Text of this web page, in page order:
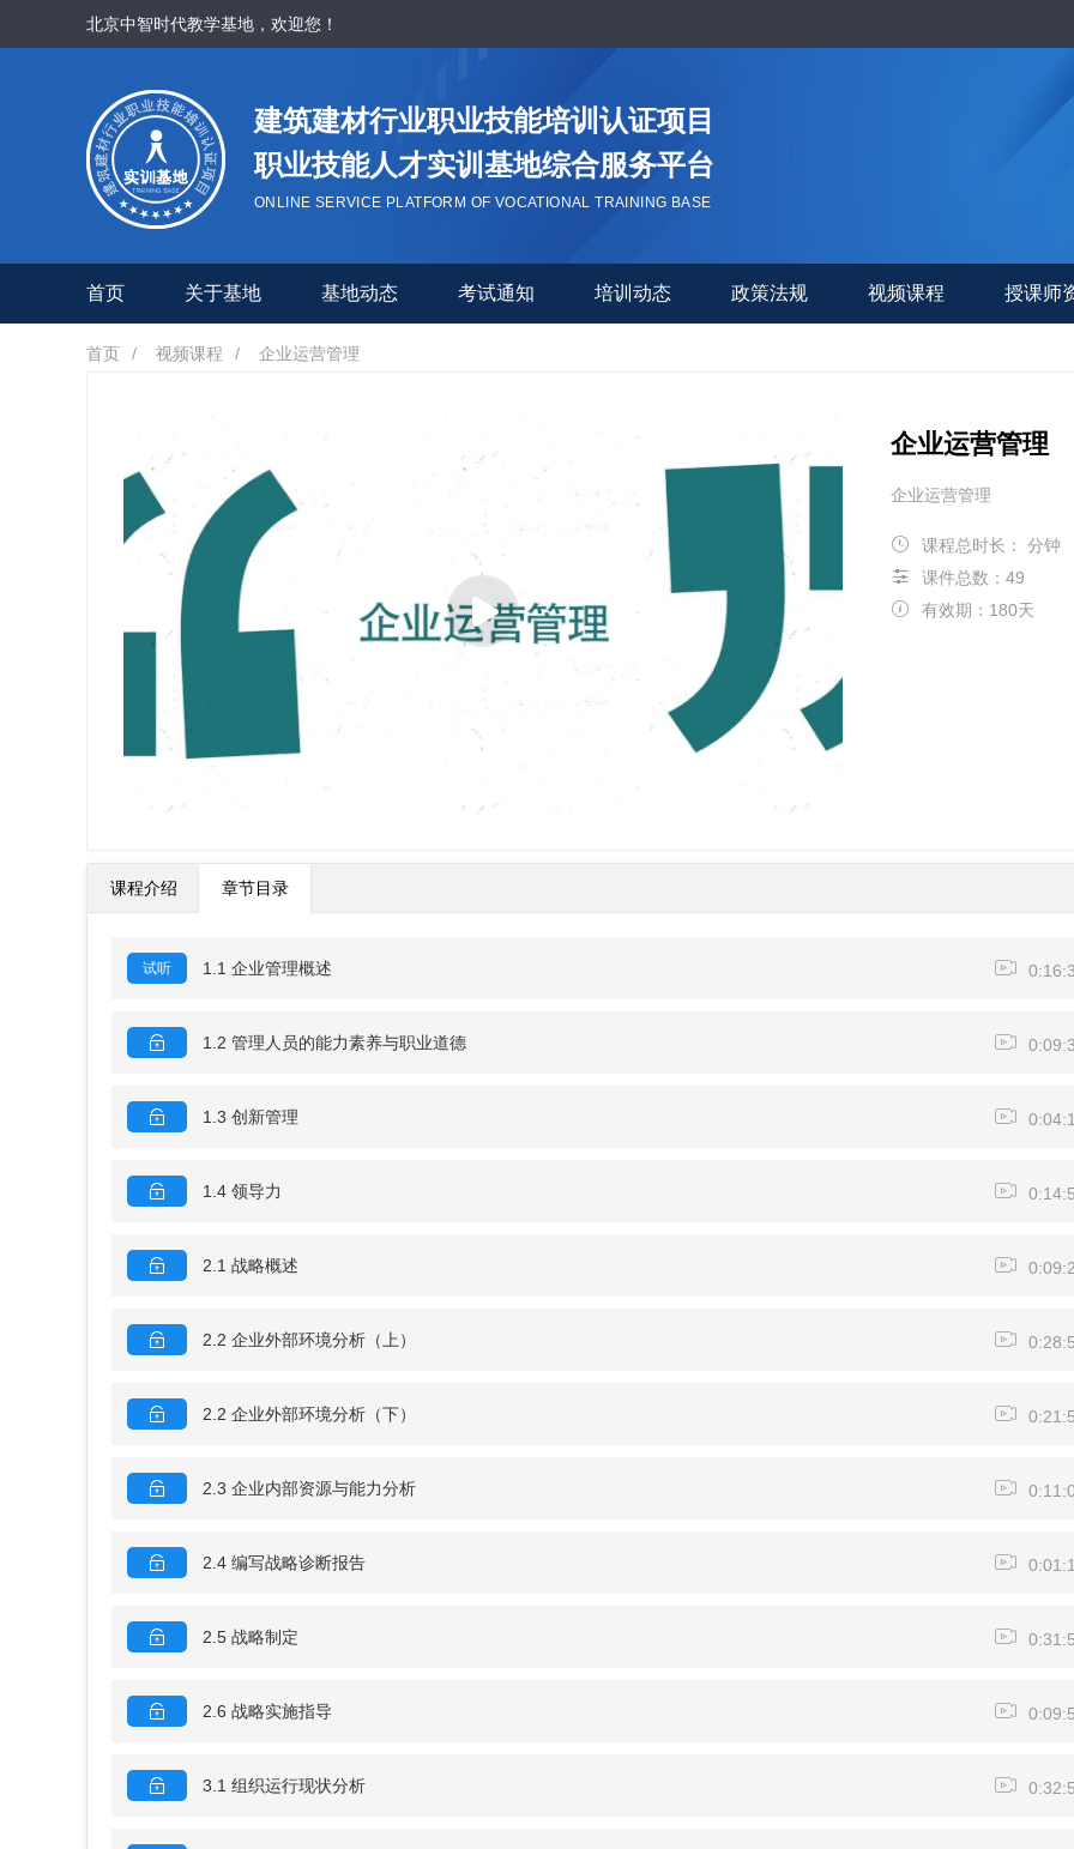
北京中智时代教学基地，欢迎您！
建筑建材行业职业技能培训认证项目
职业技能人才实训基地综合服务平台
ONLINE SERVICE PLATFORM OF VOCATIONAL TRAINING BASE
首页 关于基地 基地动态 考试通知 培训动态 政策法规 视频课程 授课师
首页 视频课程 企业运营管理
企业运营管理
企业运营管理
课程总时长： 分钟
课件总数：49
有效期：180天
课程介绍 章节目录
试听 1.1 企业管理概述
1.2 管理人员的能力素养与职业道德
1.3 创新管理
1.4 领导力
2.1 战略概述
2.2 企业外部环境分析（上）
2.2 企业外部环境分析（下）
2.3 企业内部资源与能力分析
2.4 编写战略诊断报告
2.5 战略制定
2.6 战略实施指导
3.1 组织运行现状分析